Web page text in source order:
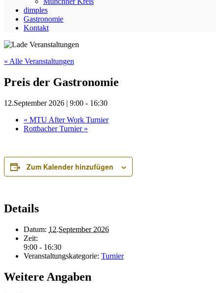
dimples
Gastronomie
Kontakt
« Alle Veranstaltungen
Preis der Gastronomie
12.September 2026 | 9:00 - 16:30
« MTU After Work Turnier
Rottbacher Turnier »
Zum Kalender hinzufügen
Details
Datum: 12.September 2026
Zeit:
9:00 - 16:30
Veranstaltungskategorie: Turnier
Weitere Angaben